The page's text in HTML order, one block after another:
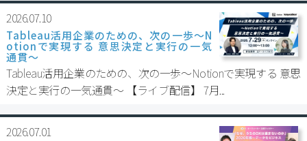
2026.07.10
Tableau活用企業のための、次の一歩〜N
otionで実現する 意思決定と実行の一気
通貫～
Tableau活用企業のための、次の一歩〜Notionで実現する 意思
決定と実行の一気通貫～ 【ライブ配信】 7月...
2026.07.01